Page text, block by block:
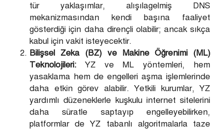
tür yaklaşımlar, alışılagelmiş DNS
mekanizmasından kendi başına faaliyet
gösterdiği için daha dirençli olabilir; ancak sıkça
kabul için vakit isteyecektir.
Bilişsel Zeka (BZ) ve Makine Öğrenimi (ML)
Teknolojileri: YZ ve ML yöntemleri, hem
yasaklama hem de engelleri aşma işlemlerinde
daha etkin görev alabilir. Yetkili kurumlar, YZ
yardımlı düzeneklerle kuşkulu internet sitelerini
daha süratle saptayıp engelleyebilirken,
platformlar de YZ tabanlı algoritmalarla taze